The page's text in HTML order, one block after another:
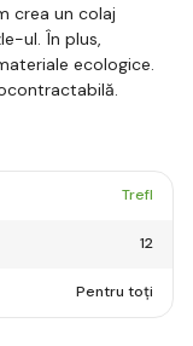
crea un colaj
ul. În plus,
ecologice.
Trefl
12
Pentru toți